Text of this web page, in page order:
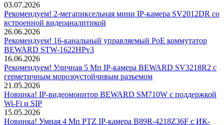
03.07.2026
Рекомендуем! 2-мегапиксельная мини IP-камера SV2012DR со
встроенной видеоаналитикой
26.06.2026
Рекомендуем! 16-канальный управляемый PoE коммутатор
BEWARD STW-1622HPv3
16.06.2026
Рекомендуем! Уличная 5 Мп IP-камера BEWARD SV3218R2 с
герметичным морозоустойчивым разъемом
21.05.2026
Новинка! IP-видеомонитор BEWARD SM710W с поддержкой
Wi-Fi и SIP
15.05.2026
Новинка! Умная 4 Мп PTZ IP-камера B89R-4218Z36F с ИК-